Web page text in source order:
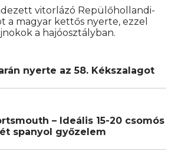
vitorlázó Repülőhollandi-
a magyar kettős nyerte, ezzel
a hajóosztályban.
nyerte az 58. Kékszalagot
– Ideális 15-20 csomós
spanyol győzelem